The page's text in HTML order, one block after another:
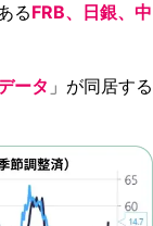
るFRB、日銀、中
ータ 」が同居する